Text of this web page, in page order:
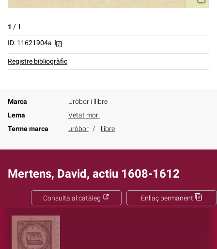
1 / 1
ID: 11621904a
Registre bibliogràfic
Marca
Uròbor i llibre
Lema
Vetat mori
Terme marca
uròbor llibre
Mertens, David, actiu 1608-1612
Enllaç permanent
Consulta al catàleg